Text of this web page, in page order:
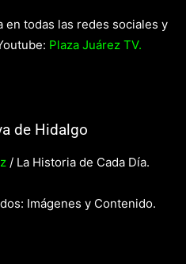
en todas las redes sociales y
Plaza Juárez TV.
de Hidalgo
/ La Historia de Cada Día.
Imágenes y Contenido.